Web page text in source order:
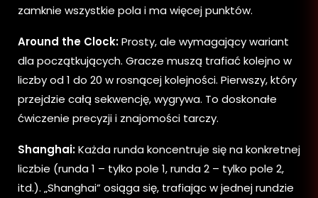
zamknie wszystkie pola i ma więcej punktów.
Around the Clock:Prosty, ale wymagający wariant
dla początkujących. Gracze muszą trafiać kolejno w
liczby od 1 do 20 w rosnącej kolejności. Pierwszy, który
przejdzie całą sekwencję, wygrywa. To doskonałe
ćwiczenie precyzji i znajomości tarczy.
Shanghai:Każda runda koncentruje się na konkretnej
liczbie (runda 1 – tylko pole 1, runda 2 – tylko pole 2,
itd.). „Shanghai” osiąga się, trafiając w jednej rundzie